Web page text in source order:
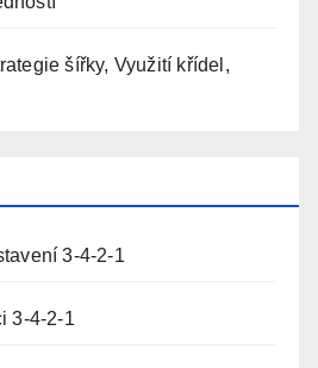
šířky, Využití křídel,
3-4-2-1
3-4-2-1